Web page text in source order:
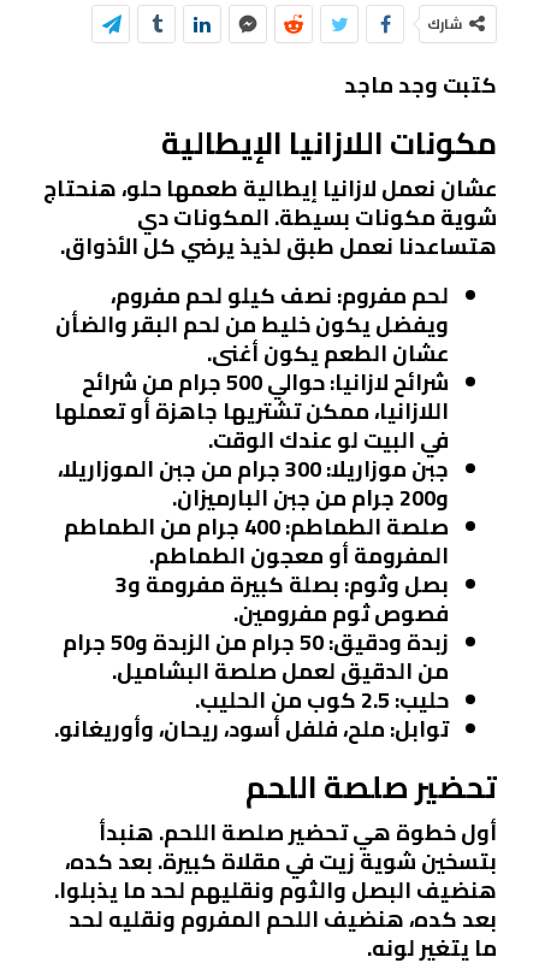
شارك
كتبت وجد ماجد
مكونات اللازانيا الإيطالية
عشان نعمل لازانيا إيطالية طعمها حلو، هنحتاج
شوية مكونات بسيطة. المكونات دي
هتساعدنا نعمل طبق لذيذ يرضي كل الأذواق.
لحم مفروم: نصف كيلو لحم مفروم،
ويفضل يكون خليط من لحم البقر والضأن
عشان الطعم يكون أغنى.
شرائح لازانيا : حوالي 500 جرام من شرائح
اللازانيا، ممكن تشتريها جاهزة أو تعملها
في البيت لو عندك الوقت.
جبن موزاريلا : 300 جرام من جبن الموزاريلا،
و200 جرام من جبن البارميزان.
صلصة الطماطم : 400 جرام من الطماطم
المفرومة أو معجون الطماطم.
بصل وثوم : بصلة كبيرة مفرومة و3
فصوص ثوم مفرومين.
زبدة ودقيق : 50 جرام من الزبدة و50 جرام
من الدقيق لعمل صلصة البشاميل.
حليب: 2.5 كوب من الحليب.
توابل: ملح، فلفل أسود، ريحان، وأوريغانو.
تحضير صلصة اللحم
أول خطوة هي تحضير صلصة اللحم. هنبدأ
بتسخين شوية زيت في مقلاة كبيرة. بعد كده،
هنضيف البصل والثوم ونقليهم لحد ما يذبلوا.
بعد كده، هنضيف اللحم المفروم ونقليه لحد
ما يتغير لونه.